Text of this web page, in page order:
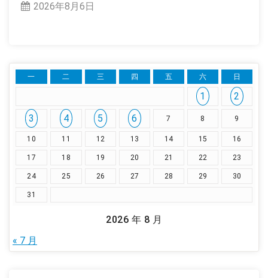
2026年8月6日
2026 年 8 月
一 二 三 四 五 六 日
1
2
3
4 5 6 7 8 9
10 11 12 13 14 15 16
17 18 19 20 21 22 23
24 25 26 27 28 29 30
31
« 7 月